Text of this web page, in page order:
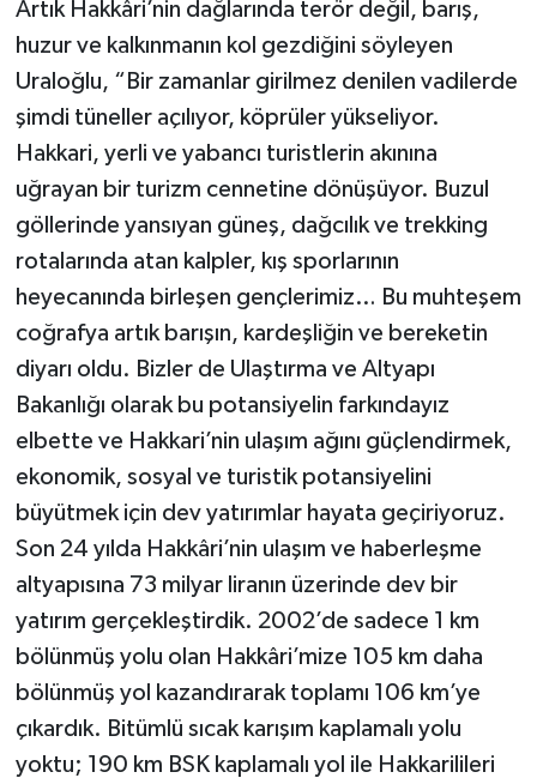
Artık Hakkâri’nin dağlarında terör değil, barış,
huzur ve kalkınmanın kol gezdiğini söyleyen
Uraloğlu, “Bir zamanlar girilmez denilen vadilerde
şimdi tüneller açılıyor, köprüler yükseliyor.
Hakkari, yerli ve yabancı turistlerin akınına
uğrayan bir turizm cennetine dönüşüyor. Buzul
göllerinde yansıyan güneş, dağcılık ve trekking
rotalarında atan kalpler, kış sporlarının
heyecanında birleşen gençlerimiz… Bu muhteşem
coğrafya artık barışın, kardeşliğin ve bereketin
diyarı oldu. Bizler de Ulaştırma ve Altyapı
Bakanlığı olarak bu potansiyelin farkındayız
elbette ve Hakkari’nin ulaşım ağını güçlendirmek,
ekonomik, sosyal ve turistik potansiyelini
büyütmek için dev yatırımlar hayata geçiriyoruz.
Son 24 yılda Hakkâri’nin ulaşım ve haberleşme
altyapısına 73 milyar liranın üzerinde dev bir
yatırım gerçekleştirdik. 2002’de sadece 1 km
bölünmüş yolu olan Hakkâri’mize 105 km daha
bölünmüş yol kazandırarak toplamı 106 km’ye
çıkardık. Bitümlü sıcak karışım kaplamalı yolu
yoktu; 190 km BSK kaplamalı yol ile Hakkarilileri